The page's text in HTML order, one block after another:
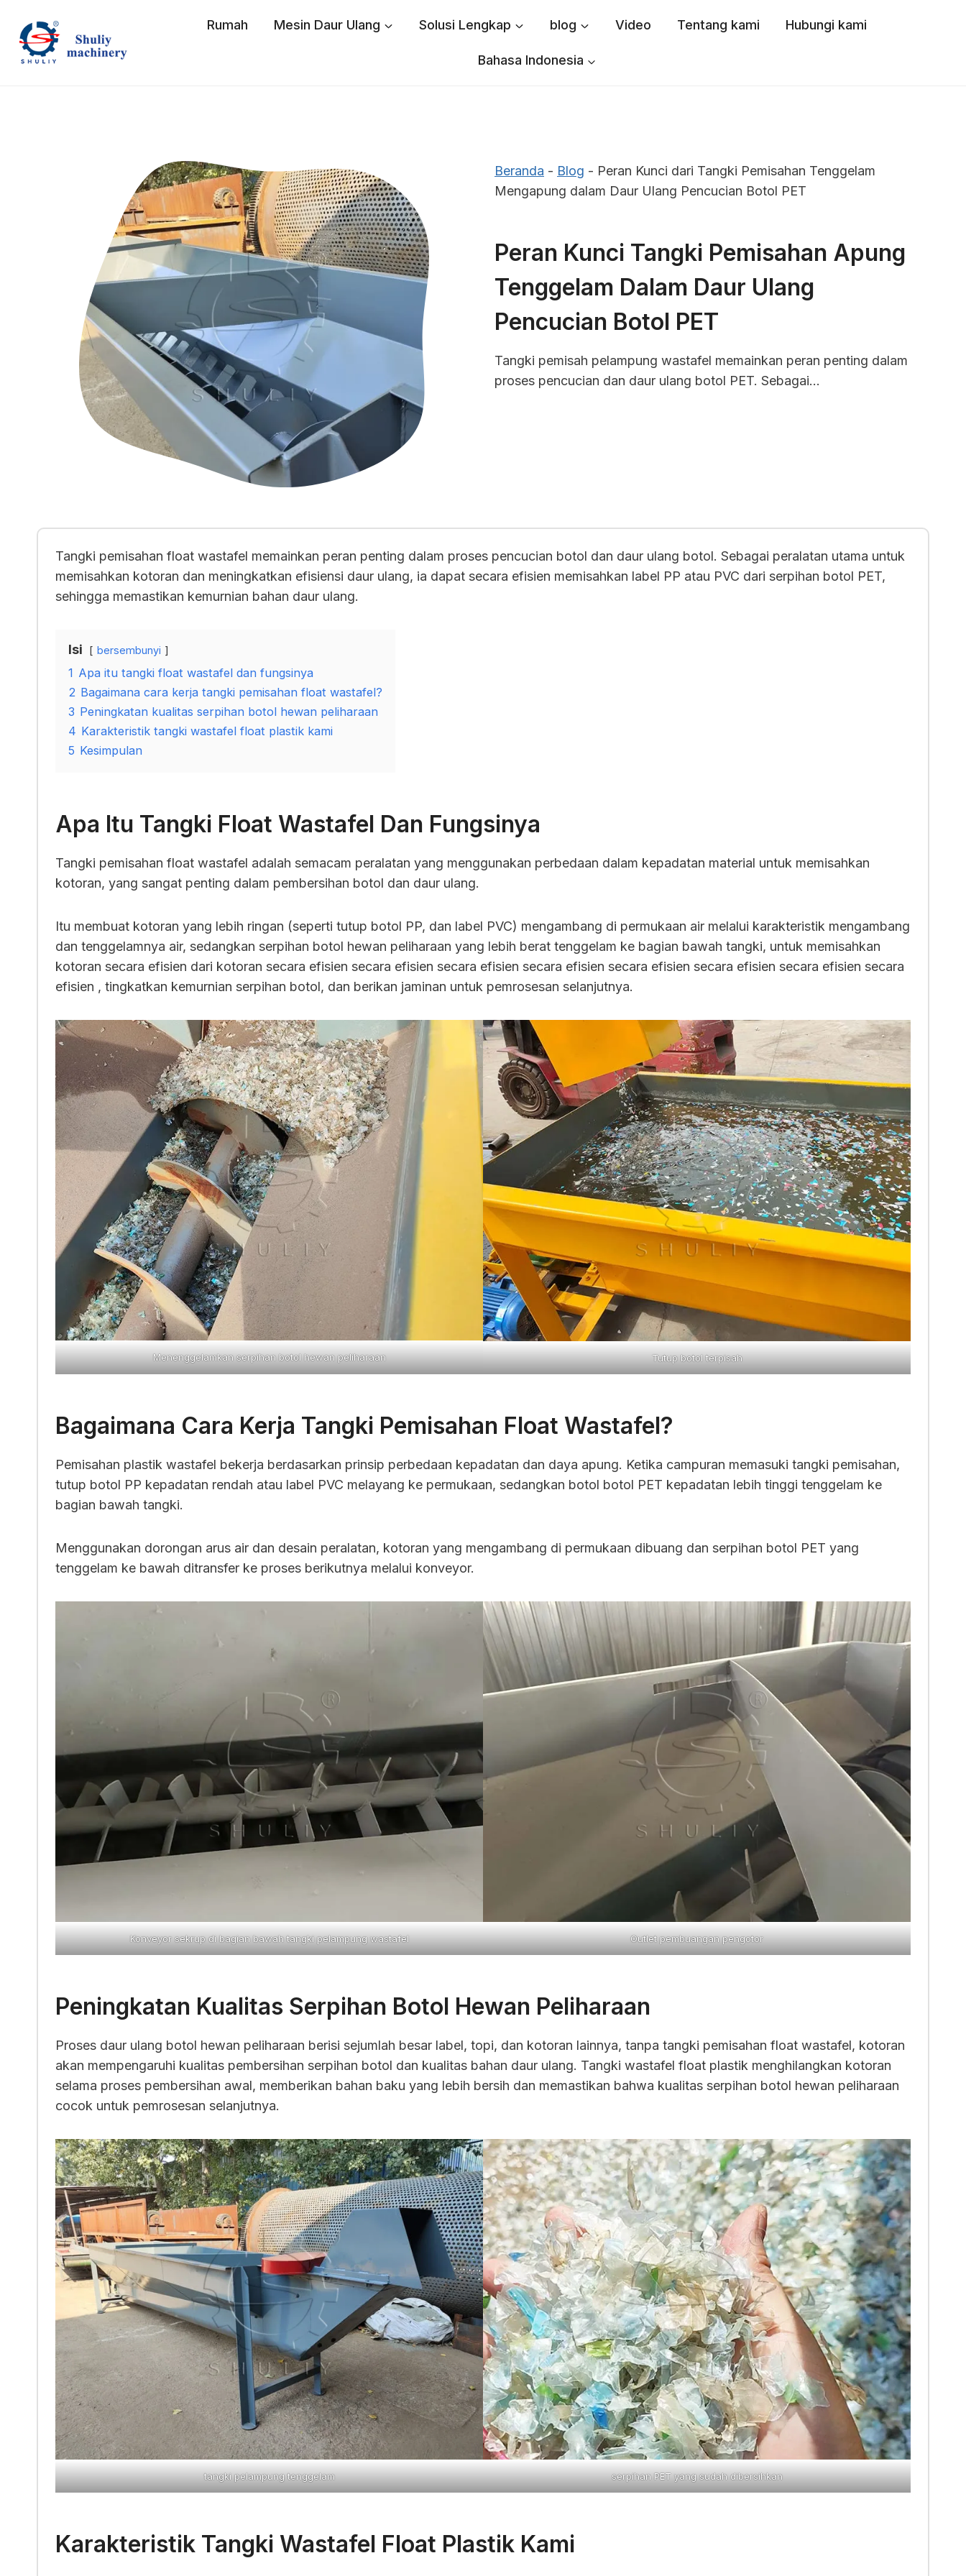
content
Rumah Mesin Daur Ulang Solusi Lengkap blog Video Tentang kami Hubungi kami
Bahasa Indonesia
Beranda - Blog - Peran Kunci dari Tangki Pemisahan Tenggelam
Mengapung dalam Daur Ulang Pencucian Botol PET
Peran Kunci Tangki Pemisahan Apung
Tenggelam Dalam Daur Ulang
Pencucian Botol PET
Tangki pemisah pelampung wastafel memainkan peran penting dalam
proses pencucian dan daur ulang botol PET. Sebagai…
Tangki pemisahan float wastafel memainkan peran penting dalam proses pencucian botol dan daur ulang botol. Sebagai peralatan utama untuk
memisahkan kotoran dan meningkatkan efisiensi daur ulang, ia dapat secara efisien memisahkan label PP atau PVC dari serpihan botol PET,
sehingga memastikan kemurnian bahan daur ulang.
Isi bersembunyi
1 Apa itu tangki float wastafel dan fungsinya
2 Bagaimana cara kerja tangki pemisahan float wastafel?
3 Peningkatan kualitas serpihan botol hewan peliharaan
4 Karakteristik tangki wastafel float plastik kami
5 Kesimpulan
Apa Itu Tangki Float Wastafel Dan Fungsinya
Tangki pemisahan float wastafel adalah semacam peralatan yang menggunakan perbedaan dalam kepadatan material untuk memisahkan
kotoran, yang sangat penting dalam pembersihan botol dan daur ulang.
Itu membuat kotoran yang lebih ringan (seperti tutup botol PP, dan label PVC) mengambang di permukaan air melalui karakteristik mengambang
dan tenggelamnya air, sedangkan serpihan botol hewan peliharaan yang lebih berat tenggelam ke bagian bawah tangki, untuk memisahkan
kotoran secara efisien dari kotoran secara efisien secara efisien secara efisien secara efisien secara efisien secara efisien secara efisien secara
efisien , tingkatkan kemurnian serpihan botol, dan berikan jaminan untuk pemrosesan selanjutnya.
Menenggelamkan serpihan botol hewan peliharaan Tutup botol terpisah
Bagaimana Cara Kerja Tangki Pemisahan Float Wastafel?
Pemisahan plastik wastafel bekerja berdasarkan prinsip perbedaan kepadatan dan daya apung. Ketika campuran memasuki tangki pemisahan,
tutup botol PP kepadatan rendah atau label PVC melayang ke permukaan, sedangkan botol botol PET kepadatan lebih tinggi tenggelam ke
bagian bawah tangki.
Menggunakan dorongan arus air dan desain peralatan, kotoran yang mengambang di permukaan dibuang dan serpihan botol PET yang
tenggelam ke bawah ditransfer ke proses berikutnya melalui konveyor.
Konveyor sekrup di bagian bawah tangki pelampung wastafel Outlet pembuangan pengotor
Peningkatan Kualitas Serpihan Botol Hewan Peliharaan
Proses daur ulang botol hewan peliharaan berisi sejumlah besar label, topi, dan kotoran lainnya, tanpa tangki pemisahan float wastafel, kotoran
akan mempengaruhi kualitas pembersihan serpihan botol dan kualitas bahan daur ulang. Tangki wastafel float plastik menghilangkan kotoran
selama proses pembersihan awal, memberikan bahan baku yang lebih bersih dan memastikan bahwa kualitas serpihan botol hewan peliharaan
cocok untuk pemrosesan selanjutnya.
tangki pelampung tenggelam serpihan PET yang sudah dibersihkan
Karakteristik Tangki Wastafel Float Plastik Kami